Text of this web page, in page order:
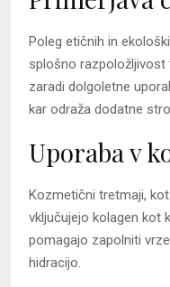
Poleg etičnih in
splošno razpoložljivost
zaradi dolgoletne
kar odraža dodatne
Uporaba v
Kozmetični tretmaji,
vključujejo kolagen kot
pomagajo zapolniti
hidracijo.